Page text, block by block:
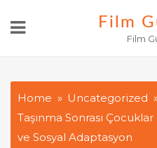
Film
Film
Home
Uncategorized
Taşınma Sonrası
ve Sosyal Adaptasyon